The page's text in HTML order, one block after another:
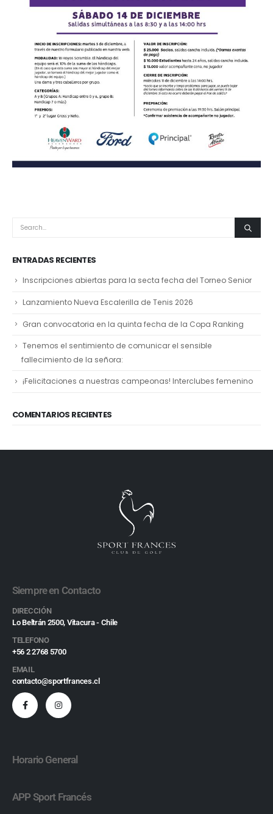
ENTRADAS RECIENTES
Inscripciones abiertas para la secta fecha del Torneo Senior
Lanzamiento Nueva Escalerilla de Tenis 2026
Gran convocatoria en la quinta fecha de la Copa Ranking
Tenemos el sentimiento de comunicar el sensible
fallecimiento de la señora:
¡Felicitaciones a nuestras campeonas! Interclubes femenino
COMENTARIOS RECIENTES
Siempre en Contacto
DIRECCIÓN
Lo Beltrán 2500, Vitacura - Chile
TELEFONO
+56 2 2768 5700
EMAIL
contacto@sportfrances.cl
Horario General
APP Sport Francés